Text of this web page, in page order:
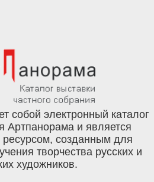
собой электронный каталог
Артпанорама и является
созданным для
творчества русских и
художников.